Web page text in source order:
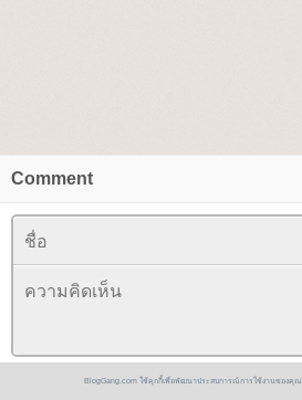
Comment
* blog นี้ comment ได้เฉพาะสมาชิก
BlogGang.com ใช้คุกกี้เพื่อพัฒนาประสบการณ์การใช้งานของคุณ